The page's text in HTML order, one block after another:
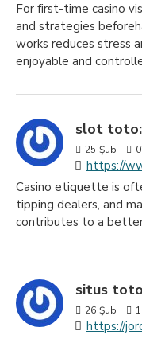
For first-time casino
and strategies
works reduces stress
enjoyable and
slot toto:
25 Şub
https://
Casino etiquette is
tipping dealers, and
contributes to a
situs
26 Şub
https://